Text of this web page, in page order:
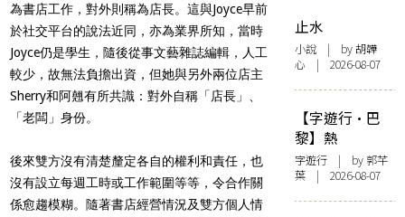
為書店工作，對外則稱為店長。這與Joyce早前
於社交平台的說法近同，亦為業界所知，當時
Joyce仍是學生，隨後從事文藝雜誌編輯，人工
較少，故無法負擔出資，但她與另外兩位店主
Sherry和阿翹有所共識：對外自稱「店長」、
「老闆」身份。
後來雙方沒有清楚釐定各自的權利和責任，也
沒有設立每週工時或工作範圍等等，令合作關
係愈趨模糊。隨著書店經營情況及雙方個人情
止水
小說 | by 胡韡
心 | 2026-08-07
【字遊行·巴
黎】熱
字遊行 | by 郭芊
葉 | 2026-08-07